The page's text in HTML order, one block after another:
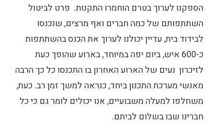
הספקנו לערוך בטרם הוחמרו התקנות. פרט לביטול
השתתפותם של כמה חברים ואף מרצים, שנכנסו
לבידוד בית, עדיין יכולנו לערוך את הכנס בהשתתפות
כ-600 איש, ביום יפה במיוחד, בארוע שהופך כעת
לזיכרון נעים של הארוע האחרון בו התכנסו כל כך הרבה
מאנשי מערכת התכנון ביחד, כנראה למשך זמן רב. כעת,
משחלפו למעלה משבועיים, אנו יכולים לומר גם כי כל
חברינו שבו בשלום לביתם.